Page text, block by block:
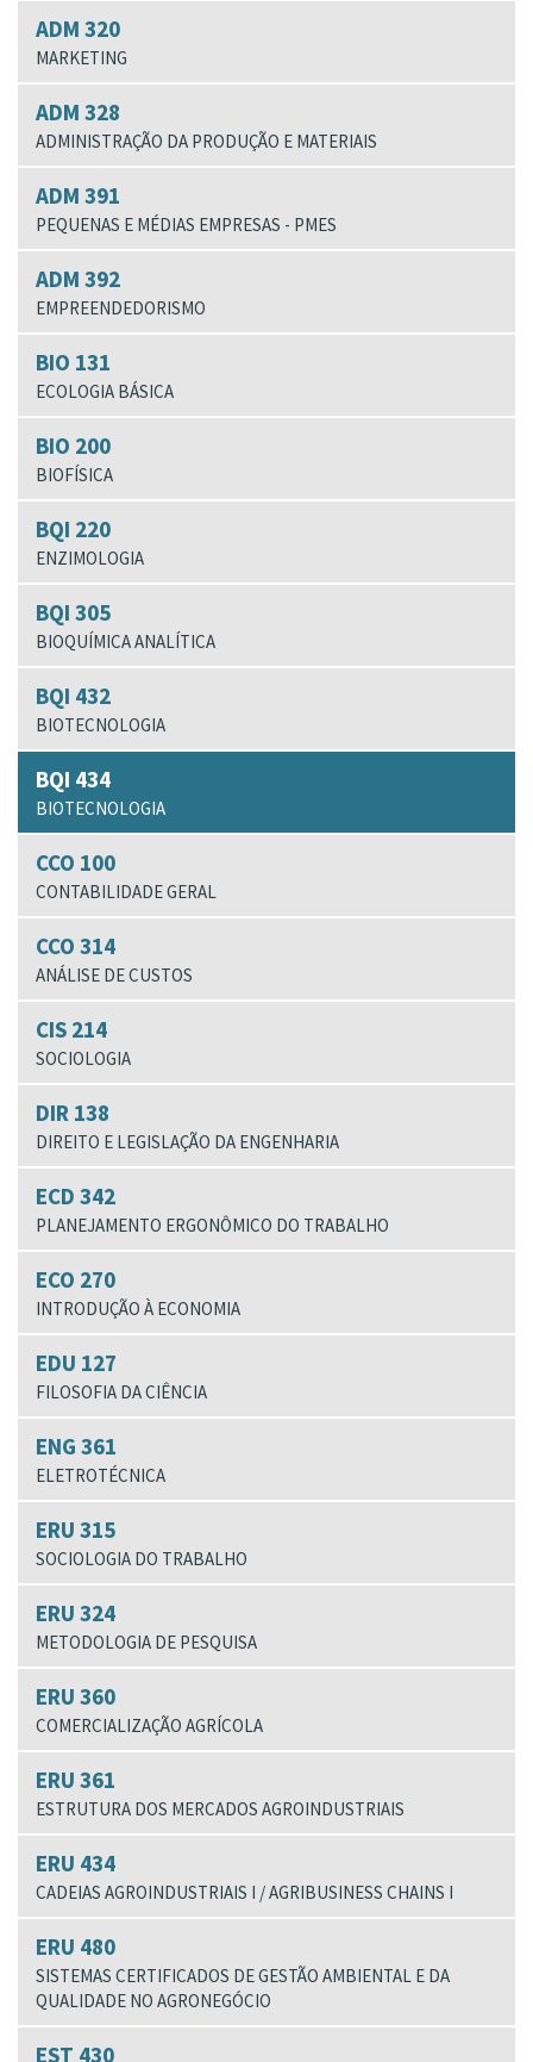
ADM 320
MARKETING
ADM 328
ADMINISTRAÇÃO DA PRODUÇÃO E MATERIAIS
ADM 391
PEQUENAS E MÉDIAS EMPRESAS - PMES
ADM 392
EMPREENDEDORISMO
BIO 131
ECOLOGIA BÁSICA
BIO 200
BIOFÍSICA
BQI 220
ENZIMOLOGIA
BQI 305
BIOQUÍMICA ANALÍTICA
BQI 432
BIOTECNOLOGIA
BQI 434
BIOTECNOLOGIA
CCO 100
CONTABILIDADE GERAL
CCO 314
ANÁLISE DE CUSTOS
CIS 214
SOCIOLOGIA
DIR 138
DIREITO E LEGISLAÇÃO DA ENGENHARIA
ECD 342
PLANEJAMENTO ERGONÔMICO DO TRABALHO
ECO 270
INTRODUÇÃO À ECONOMIA
EDU 127
FILOSOFIA DA CIÊNCIA
ENG 361
ELETROTÉCNICA
ERU 315
SOCIOLOGIA DO TRABALHO
ERU 324
METODOLOGIA DE PESQUISA
ERU 360
COMERCIALIZAÇÃO AGRÍCOLA
ERU 361
ESTRUTURA DOS MERCADOS AGROINDUSTRIAIS
ERU 434
CADEIAS AGROINDUSTRIAIS I / AGRIBUSINESS CHAINS I
ERU 480
SISTEMAS CERTIFICADOS DE GESTÃO AMBIENTAL E DA
QUALIDADE NO AGRONEGÓCIO
EST 430